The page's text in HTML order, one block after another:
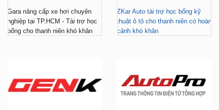
Gara nâng cấp xe hơi chuyên
nghiệp tại TP.HCM - Tài trợ học
bổng cho thanh niên khó khăn
ZKar Auto tài trợ học bổng kỹ
thuật ô tô cho thanh niên có hoàn
cảnh khó khăn